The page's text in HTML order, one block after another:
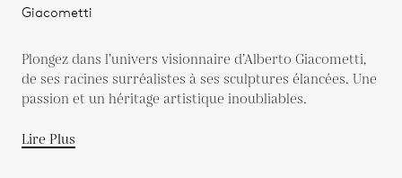
Giacometti
Plongez dans l’univers visionnaire d’Alberto Giacometti,
de ses racines surréalistes à ses sculptures élancées. Une
passion et un héritage artistique inoubliables.
Lire Plus